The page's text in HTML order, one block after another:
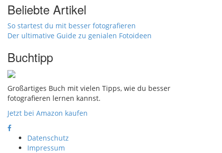
Beliebte Artikel
So startest du mit besser fotografieren
Der ultimative Guide zu genialen Fotoideen
Buchtipp
Großartiges Buch mit vielen Tipps, wie du besser
fotografieren lernen kannst.
Jetzt bei Amazon kaufen
Datenschutz
Impressum